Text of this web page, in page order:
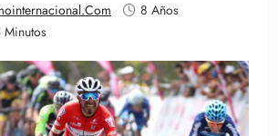
8 Años
Minutos